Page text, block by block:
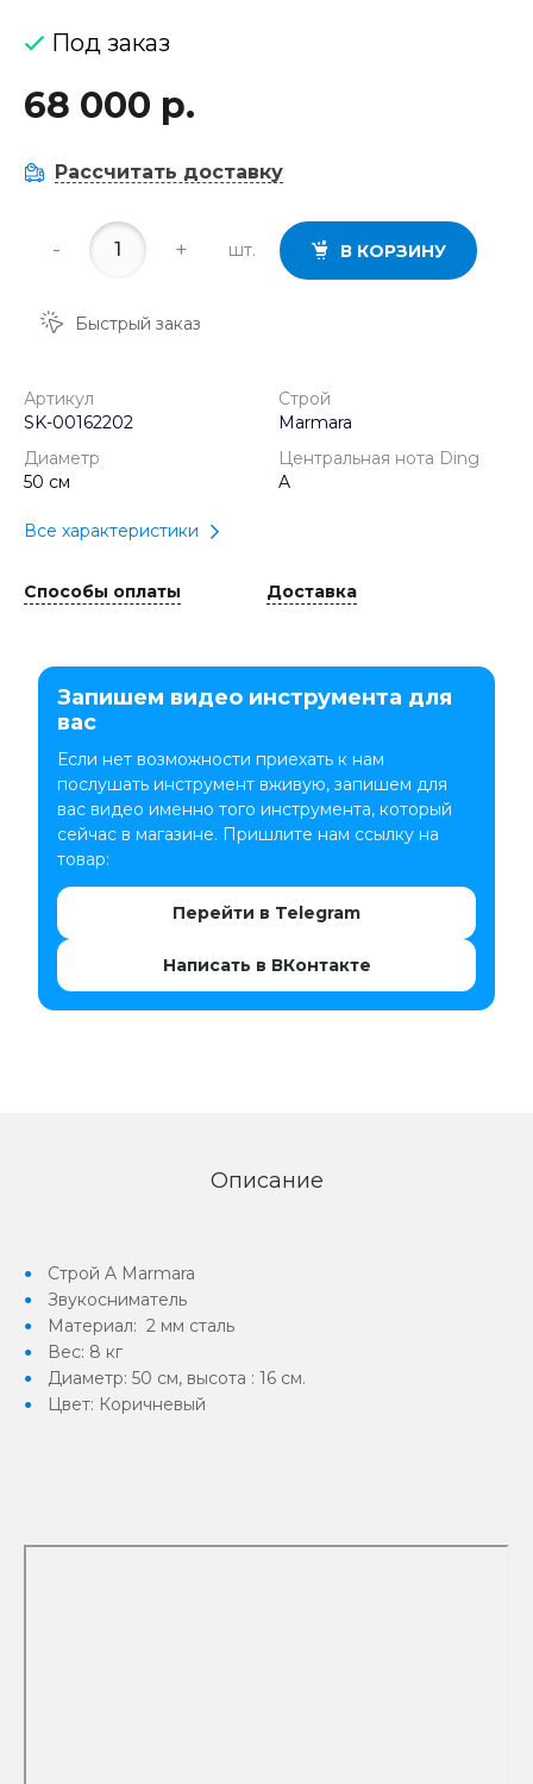
Под заказ
68 000 р.
Рассчитать доставку
- + шт. В КОРЗИНУ
Быстрый заказ
Артикул
SK-00162202
Строй
Marmara
Диаметр
50 см
Центральная нота Ding
A
Все характеристики
Способы оплаты Доставка
Запишем видео инструмента для
вас
Если нет возможности приехать к нам
послушать инструмент вживую, запишем для
вас видео именно того инструмента, который
сейчас в магазине. Пришлите нам ссылку на
товар:
Перейти в Telegram
Написать в ВКонтакте
Описание
Строй A Marmara
Звукосниматель
Материал: 2 мм сталь
Вес: 8 кг
Диаметр: 50 см, высота : 16 см.
Цвет: Коричневый